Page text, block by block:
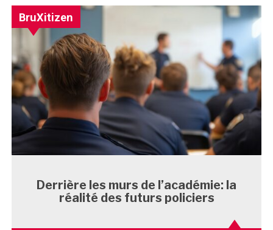
BruXitizen
Derrière les murs de l’académie: la
réalité des futurs policiers